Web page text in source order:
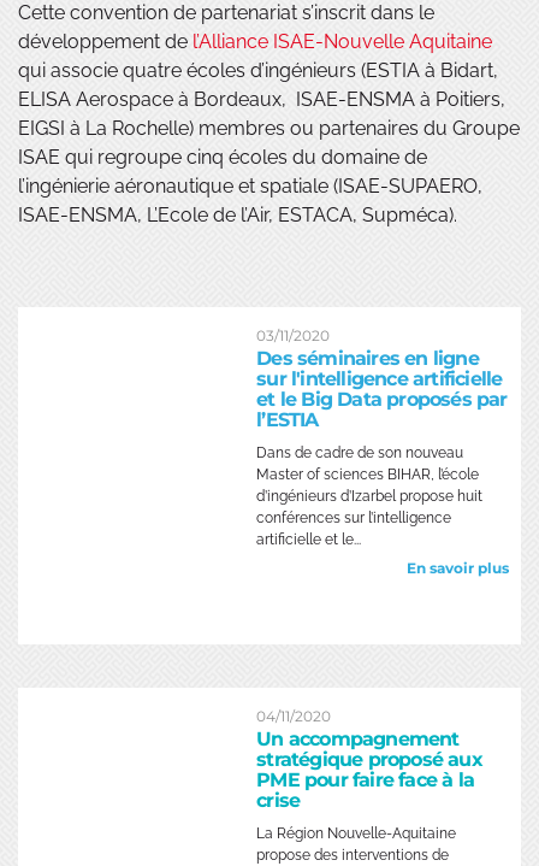
Cette convention de partenariat s’inscrit dans le
développement de l’Alliance ISAE-Nouvelle Aquitaine
qui associe quatre écoles d’ingénieurs (ESTIA à Bidart,
ELISA Aerospace à Bordeaux, ISAE-ENSMA à Poitiers,
EIGSI à La Rochelle) membres ou partenaires du Groupe
ISAE qui regroupe cinq écoles du domaine de
l’ingénierie aéronautique et spatiale (ISAE-SUPAERO,
ISAE-ENSMA, L’Ecole de l’Air, ESTACA, Supméca).
03/11/2020
Des séminaires en ligne
sur l'intelligence artificielle
et le Big Data proposés par
l’ESTIA
Dans de cadre de son nouveau
Master of sciences BIHAR, l’école
d’ingénieurs d’Izarbel propose huit
conférences sur l’intelligence
artificielle et le...
En savoir plus
04/11/2020
Un accompagnement
stratégique proposé aux
PME pour faire face à la
crise
La Région Nouvelle-Aquitaine
propose des interventions de